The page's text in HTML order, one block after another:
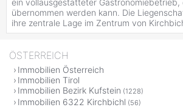
ein vollausgestatteter
übernommen werden kann. Die
ihre zentrale Lage im Zentrum von
ÖSTERREICH
Immobilien Österreich
Immobilien Tirol
Immobilien Bezirk Kufstein (1228)
Immobilien 6322 Kirchbichl (56)